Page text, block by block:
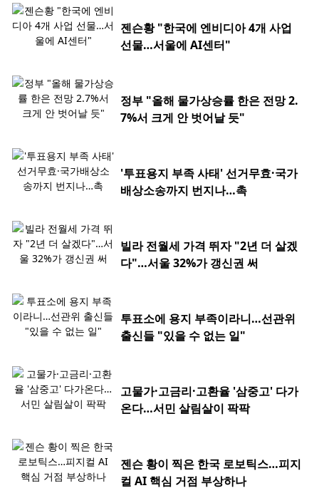
젠슨황 "한국에 엔비디아 4개 사업
선물…서울에 AI센터"
정부 "올해 물가상승률 한은 전망 2.
7%서 크게 안 벗어날 듯"
'투표용지 부족 사태' 선거무효·국가
배상소송까지 번지나…촉
빌라 전월세 가격 뛰자 "2년 더 살겠
다"…서울 32%가 갱신권 써
투표소에 용지 부족이라니…선관위
출신들 "있을 수 없는 일"
고물가·고금리·고환율 '삼중고' 다가
온다…서민 살림살이 팍팍
젠슨 황이 찍은 한국 로보틱스…피지
컬 AI 핵심 거점 부상하나